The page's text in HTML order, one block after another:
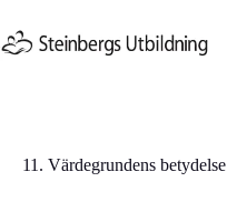
till
innehåll
11. Värdegrundens betydelse